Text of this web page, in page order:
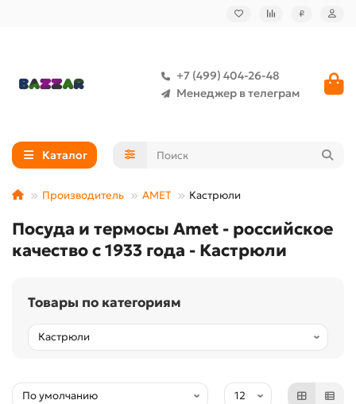
₽
+7 (499) 404-26-48
Менеджер в телеграм
Каталог
Производитель АМЕТ Кастрюли
Посуда и термосы Amet - российское
качество с 1933 года - Кастрюли
Товары по категориям